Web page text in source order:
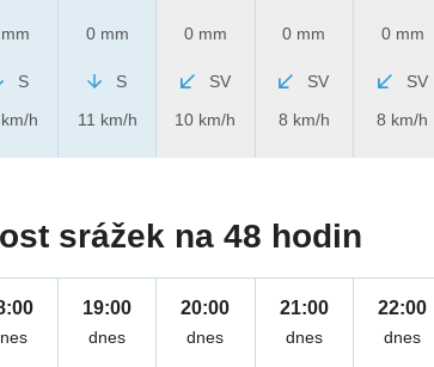
S
h
0 mm
S
11 km/h
0 mm
SV
10 km/h
0 mm
SV
8 km/h
0 mm
SV
8 km/h
srážek na 48 hodin
19:00
dnes
20:00
dnes
21:00
dnes
22:00
dnes